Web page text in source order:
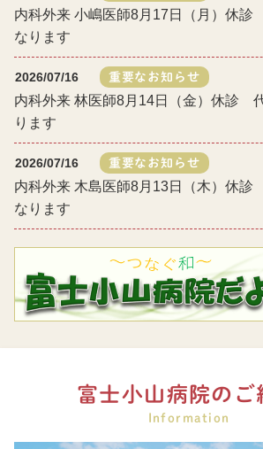
内科外来 小嶋医師8月17日（月）休
なります
2026/07/16 重要なお知らせ
内科外来 林医師8月14日（金）休診
ります
2026/07/16 重要なお知らせ
内科外来 木島医師8月13日（木）休
なります
富士小山病院のご
Information